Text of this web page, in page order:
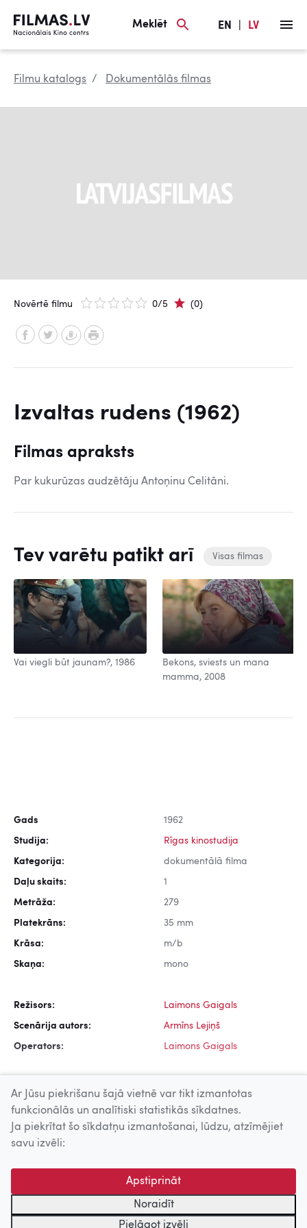
Meklēt EN LV
Filmu katalogs Dokumentālās filmas
Novērtē filmu 0/5 (0)
Izvaltas rudens (1962)
Filmas apraksts
Par kukurūzas audzētāju Antoņinu Celitāni.
Tev varētu patikt arī Visas filmas
Vai viegli būt jaunam?, 1986
Bekons, sviests un mana
mamma, 2008
Gads 1962
Studija: Rīgas kinostudija
Kategorija: dokumentālā filma
Daļu skaits: 1
Metrāža: 279
Platekrāns: 35 mm
Krāsa: m/b
Skaņa: mono
Režisors: Laimons Gaigals
Scenārija autors: Armīns Lejiņš
Operators: Laimons Gaigals
Uz augšu
© 2026 Nacionālais Kino centrs, Kultūras informācijas sistēmu
centrs. Sadarbības partneris: Latvijas Valsts
kinofotofonodokumentu arhīvs.
Ar Jūsu piekrišanu šajā vietnē var tikt izmantotas
funkcionālās un analītiski statistikās sīkdatnes.
Ja piekrītat šo sīkdatņu izmantošanai, lūdzu, atzīmējiet
savu izvēli:
Apstiprināt
Noraidīt
Pielāgot izvēli